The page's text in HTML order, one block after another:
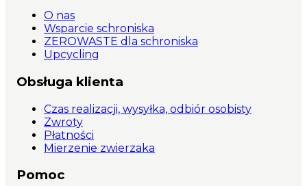
O nas
Wsparcie schroniska
ZEROWASTE dla schroniska
Upcycling
Obsługa klienta
Czas realizacji, wysyłka, odbiór osobisty
Zwroty
Płatności
Mierzenie zwierzaka
Pomoc